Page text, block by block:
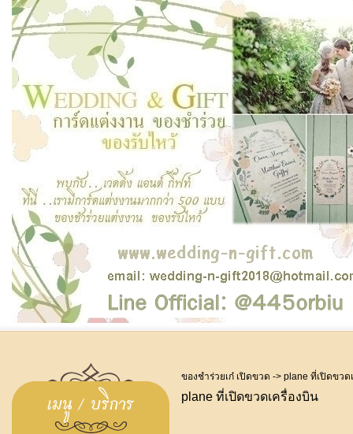
ของชำร่วยเก๋ เปิดขวด -> plane ที่เปิดขวด
plane ที่เปิดขวดเครื่องบิน